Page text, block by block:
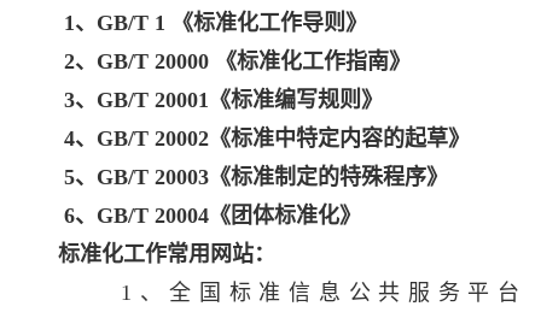
1、GB/T 1 《标准化工作导则》
2、GB/T 20000 《标准化工作指南》
3、GB/T 20001《标准编写规则》
4、GB/T 20002《标准中特定内容的起草》
5、GB/T 20003《标准制定的特殊程序》
6、GB/T 20004《团体标准化》
标准化工作常用网站：
1、全国标准信息公共服务平台